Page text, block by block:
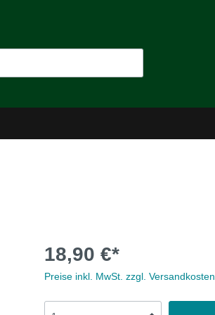
Ersatzteile18,90 €*
Preise inkl. MwSt. zzgl. Versandkosten